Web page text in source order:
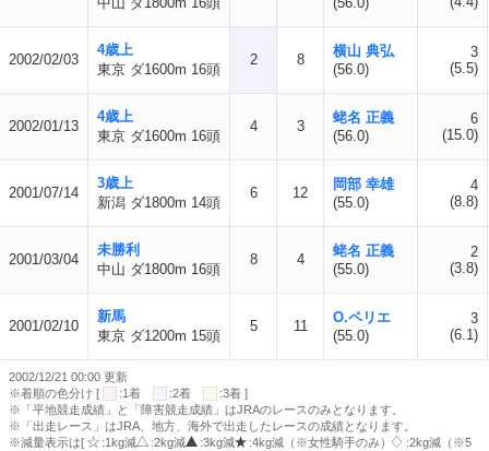
2002/02/03
4歳上
東京 ダ1600m 16頭
2 8
横山 典弘
(56.0)
3
(5.5)
2002/01/13
4歳上
東京 ダ1600m 16頭
4 3
蛯名 正義
(56.0)
6
(15.0)
2001/07/14
3歳上
新潟 ダ1800m 14頭
6 12
岡部 幸雄
(55.0)
4
(8.8)
2001/03/04
未勝利
中山 ダ1800m 16頭
8 4
蛯名 正義
(55.0)
2
(3.8)
2001/02/10
新馬
東京 ダ1200m 15頭
5 11
O.ペリエ
(55.0)
3
(6.1)
2002/12/21 00:00 更新
※着順の色分け [
:1着 :2着
:3着 ]
※「平地競走成績」と「障害競走成績」はJRAのレースのみとなります。
※「出走レース」はJRA、地方、海外で出走したレースの成績となります。
※減量表示は[
:1kg減 :2kg減 :3kg減 :4kg減（※女性騎手のみ）
:2kg減（※5